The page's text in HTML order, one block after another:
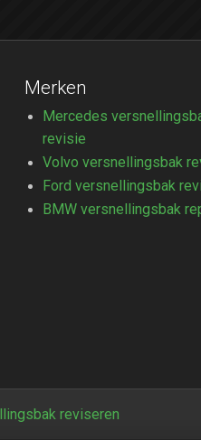
Merken
Mercedes
revisie
Volvo versnellingsbak
Ford versnellingsbak
BMW versnellingsbak
reviseren